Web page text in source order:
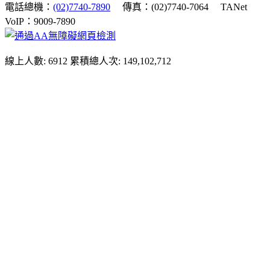
電話總機： (02)7740-7890 傳真：(02)7740-7064
TANet
VoIP：9009-7890
線上人數: 6912 累積總人次: 149,102,712